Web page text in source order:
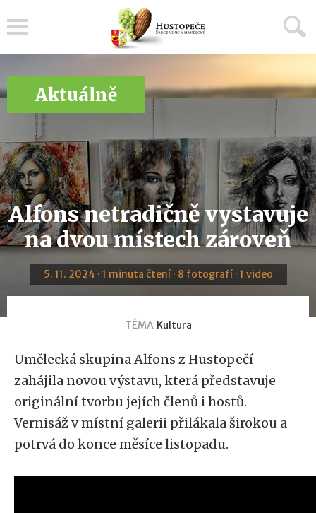
Aktuálně
Alfons netradičně vystavuje
na dvou místech zároveň
5. 11. 2024 · 1 minuta čtení · 8 fotografí · 1 video
TÉMA Kultura
Umělecká skupina Alfons z Hustopečí
zahájila novou výstavu, která představuje
originální tvorbu jejích členů i hostů.
Vernisáž v místní galerii přilákala širokou a
potrvá do konce měsíce listopadu.